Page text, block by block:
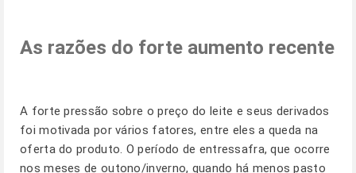
As razões do forte aumento recente
A forte pressão sobre o preço do leite e seus derivados
foi motivada por vários fatores, entre eles a queda na
oferta do produto. O período de entressafra, que ocorre
nos meses de outono/inverno, quando há menos pasto